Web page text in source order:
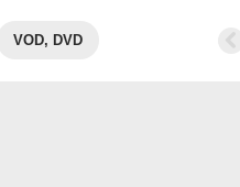
VOD, DVD